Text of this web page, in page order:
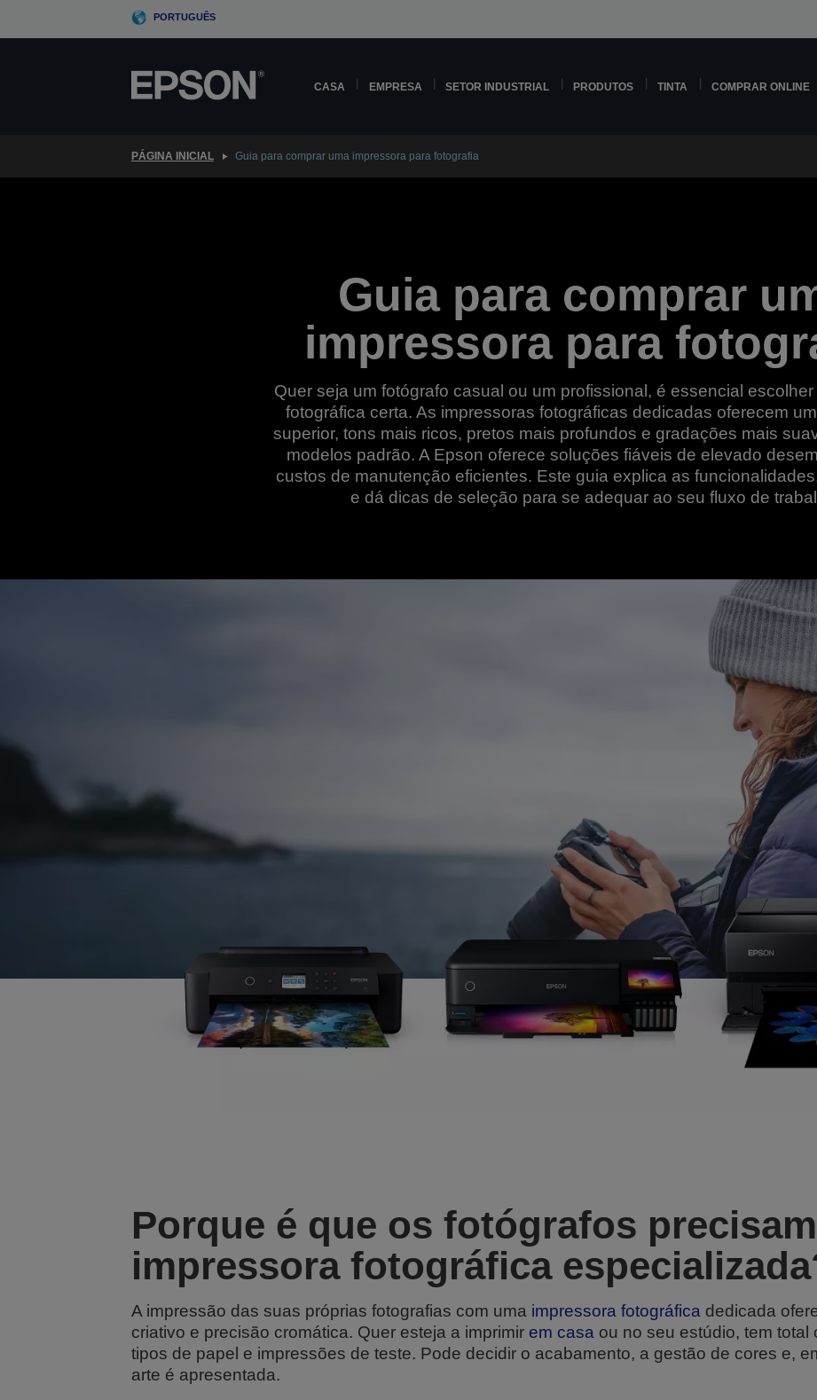
PORTUGUÊS
CASA EMPRESA SETOR INDUSTRIAL PRODUTOS TINTA COMPRAR ONLINE
PÁGINA INICIAL Guia para comprar uma impressora para fotografia
Guia para comprar
impressora para
Quer seja um fotógrafo casual ou um profissional, é essencial
fotográfica certa. As impressoras fotográficas dedicadas oferecem
superior, tons mais ricos, pretos mais profundos e gradações mais
modelos padrão. A Epson oferece soluções fiáveis de elevado
custos de manutenção eficientes. Este guia explica as
e dá dicas de seleção para se adequar ao seu fluxo de
Porque é que os fotógrafos
impressora fotográfica
A impressão das suas próprias fotografias com uma impressora fotográfica dedicada
criativo e precisão cromática. Quer esteja a imprimir em casa ou no seu estúdio, tem
tipos de papel e impressões de teste. Pode decidir o acabamento, a gestão de cores e,
arte é apresentada.